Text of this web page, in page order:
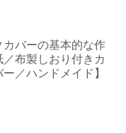
カバーの基本的な作
／布製しおり付きカ
／ハンドメイド】